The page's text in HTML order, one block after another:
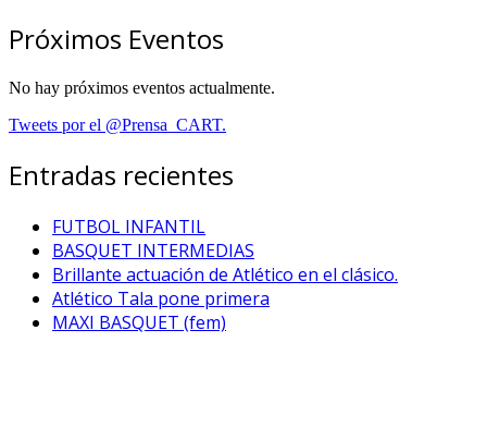
Próximos Eventos
No hay próximos eventos actualmente.
Tweets por el @Prensa_CART.
Entradas recientes
FUTBOL INFANTIL
BASQUET INTERMEDIAS
Brillante actuación de Atlético en el clásico.
Atlético Tala pone primera
MAXI BASQUET (fem)